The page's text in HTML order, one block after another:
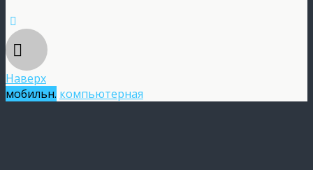
Наверх
мобильн. компьютерная